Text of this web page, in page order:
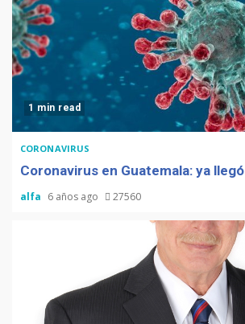
1 min read
CORONAVIRUS
Coronavirus en Guatemala: ya llegó
alfa 6 años ago 27560